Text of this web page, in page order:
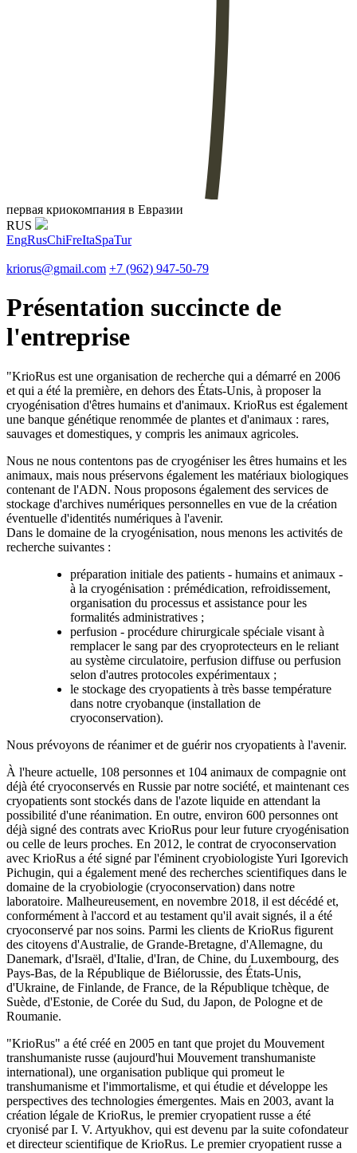
первая криокомпания в Евразии
RUS
EngRusChiFreItaSpaTur
kriorus@gmail.com +7 (962) 947-50-79
Présentation succincte de
l'entreprise
"KrioRus est une organisation de recherche qui a démarré en 2006
et qui a été la première, en dehors des États-Unis, à proposer la
cryogénisation d'êtres humains et d'animaux. KrioRus est également
une banque génétique renommée de plantes et d'animaux : rares,
sauvages et domestiques, y compris les animaux agricoles.
Nous ne nous contentons pas de cryogéniser les êtres humains et les
animaux, mais nous préservons également les matériaux biologiques
contenant de l'ADN. Nous proposons également des services de
stockage d'archives numériques personnelles en vue de la création
éventuelle d'identités numériques à l'avenir.
Dans le domaine de la cryogénisation, nous menons les activités de
recherche suivantes :
préparation initiale des patients - humains et animaux -
à la cryogénisation : prémédication, refroidissement,
organisation du processus et assistance pour les
formalités administratives ;
perfusion - procédure chirurgicale spéciale visant à
remplacer le sang par des cryoprotecteurs en le reliant
au système circulatoire, perfusion diffuse ou perfusion
selon d'autres protocoles expérimentaux ;
le stockage des cryopatients à très basse température
dans notre cryobanque (installation de
cryoconservation).
Nous prévoyons de réanimer et de guérir nos cryopatients à l'avenir.
À l'heure actuelle, 108 personnes et 104 animaux de compagnie ont
déjà été cryoconservés en Russie par notre société, et maintenant ces
cryopatients sont stockés dans de l'azote liquide en attendant la
possibilité d'une réanimation. En outre, environ 600 personnes ont
déjà signé des contrats avec KrioRus pour leur future cryogénisation
ou celle de leurs proches. En 2012, le contrat de cryoconservation
avec KrioRus a été signé par l'éminent cryobiologiste Yuri Igorevich
Pichugin, qui a également mené des recherches scientifiques dans le
domaine de la cryobiologie (cryoconservation) dans notre
laboratoire. Malheureusement, en novembre 2018, il est décédé et,
conformément à l'accord et au testament qu'il avait signés, il a été
cryoconservé par nos soins. Parmi les clients de KrioRus figurent
des citoyens d'Australie, de Grande-Bretagne, d'Allemagne, du
Danemark, d'Israël, d'Italie, d'Iran, de Chine, du Luxembourg, des
Pays-Bas, de la République de Biélorussie, des États-Unis,
d'Ukraine, de Finlande, de France, de la République tchèque, de
Suède, d'Estonie, de Corée du Sud, du Japon, de Pologne et de
Roumanie.
"KrioRus" a été créé en 2005 en tant que projet du Mouvement
transhumaniste russe (aujourd'hui Mouvement transhumaniste
international), une organisation publique qui promeut le
transhumanisme et l'immortalisme, et qui étudie et développe les
perspectives des technologies émergentes. Mais en 2003, avant la
création légale de KrioRus, le premier cryopatient russe a été
cryonisé par I. V. Artyukhov, qui est devenu par la suite cofondateur
et directeur scientifique de KrioRus. Le premier cryopatient russe a